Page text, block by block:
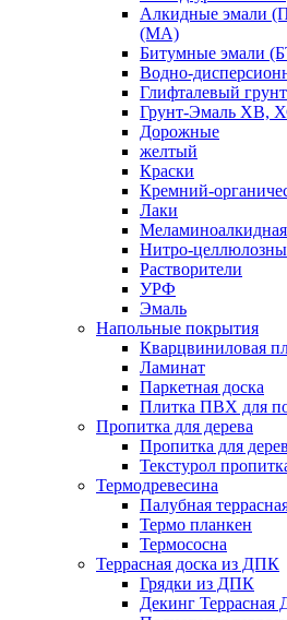
Алкидные эмали
(МА)
Битумные эмали
Водно-
Глифталевый
Грунт-Эмаль ХВ,
Дорожные
желтый
Краски
Кремний-
Лаки
Нитро-
Растворители
УРФ
Эмаль
Напольные покрытия
Кварцвиниловая
Ламинат
Паркетная доска
Плитка ПВХ для
Пропитка для дерева
Пропитка для
Текстурол
Термодревесина
Палубная
Термо планкен
Термососна
Террасная доска из ДПК
Грядки из ДПК
Декинг Террасная